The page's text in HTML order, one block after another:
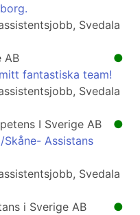
Svedala
●
AB
fantastiska team!
Svedala
●
I Sverige AB
Skåne- Assistans
Svedala
●
i Sverige AB